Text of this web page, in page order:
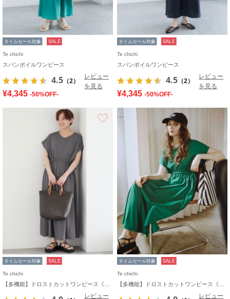
タイムセール対象 SALE
Te chichi
スパンボイルワンピース
4.5 （2）
レビュー
を見る
¥4,345 -50%OFF-
タイムセール対象 SALE
Te chichi
スパンボイルワンピース
4.5 （2）
レビュー
を見る
¥4,345 -50%OFF-
お気に入り
タイムセール対象 SALE
Te chichi
レビュー
タイムセール対象 SALE
Te chichi
レビュー